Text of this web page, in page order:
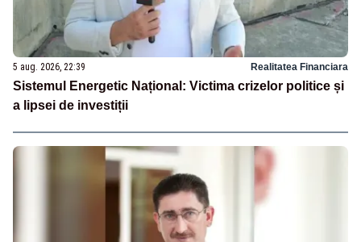
5 aug. 2026, 22:39 Realitatea Financiara
Sistemul Energetic Național: Victima crizelor politice și
a lipsei de investiții